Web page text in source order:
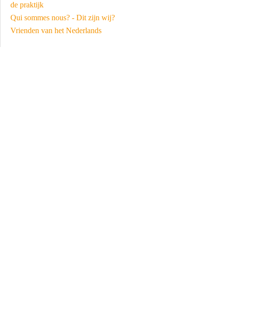
de praktijk
Qui sommes nous? - Dit zijn wij?
Vrienden van het Nederlands